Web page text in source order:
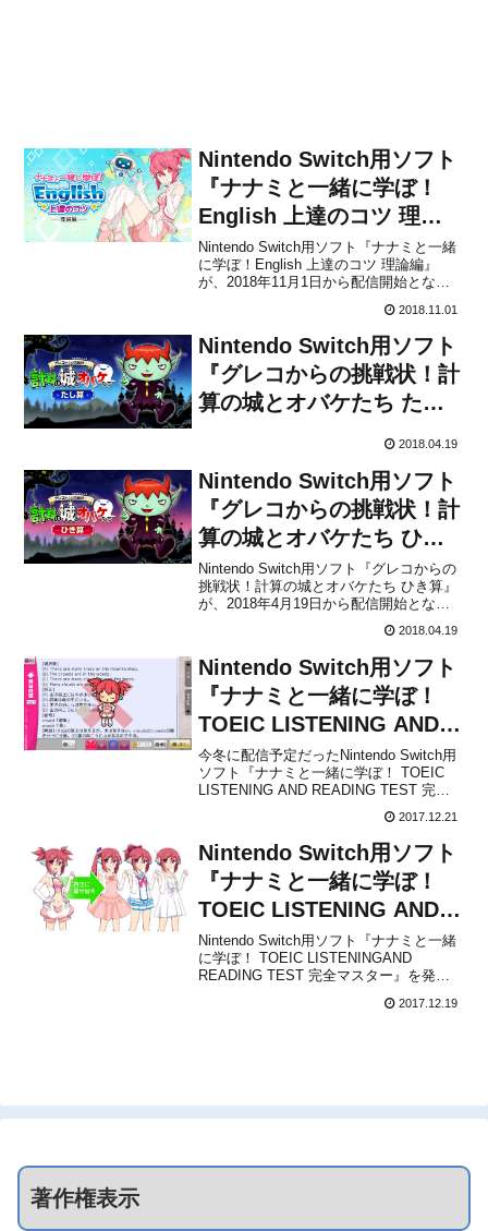
Nintendo Switch用ソフト
『ナナミと一緒に学ぼ！
English 上達のコツ 理論
編』が2018年11月1日から
配信開始！
Nintendo Switch用ソフト『ナナミと一緒
に学ぼ！English 上達のコツ 理論編』
が、2018年11月1日から配信開始となり
本作は、ヒロインの女の子「ナナミ」と
一緒に、Switchで簡単に英語が学べる英
語学習ソフトです。ゲ...
2018.11.01
Nintendo Switch用ソフト
『グレコからの挑戦状！計
算の城とオバケたち たし
2018.04.19
Nintendo Switch用ソフト
『グレコからの挑戦状！計
算の城とオバケたち ひき
算』が4月19日から配信開
始！
Nintendo Switch用ソフト『グレコからの
挑戦状！計算の城とオバケたち ひき算』
が、2018年4月19日から配信開始となり
本作は、ニンテンドー3DSなどで展開さ
れている『グレコからの挑戦状！』シリ
ーズのSwitch版です。楽し...
2018.04.19
Nintendo Switch用ソフト
『ナナミと一緒に学ぼ！
TOEIC LISTENING AND
READING TEST 完全マス
ター』が12月21日から配
今冬に配信予定だったNintendo Switch用
ソフト『ナナミと一緒に学ぼ！ TOEIC
LISTENING AND READING TEST 完全
より配信が開始されました。販売価格は
3,780円(税込)です。本作は、ヒロインの
女の...
2017.12.21
Nintendo Switch用ソフト
『ナナミと一緒に学ぼ！
TOEIC LISTENING AND
READING TEST 完全マス
ター』が今冬に発売決定！
Nintendo Switch用ソフト『ナナミと一緒
に学ぼ！ TOEIC LISTENINGAND
READING TEST 完全マスター』を発売
ブが発表しました。販売価格は3,500円
2017.12.19
著作権表示